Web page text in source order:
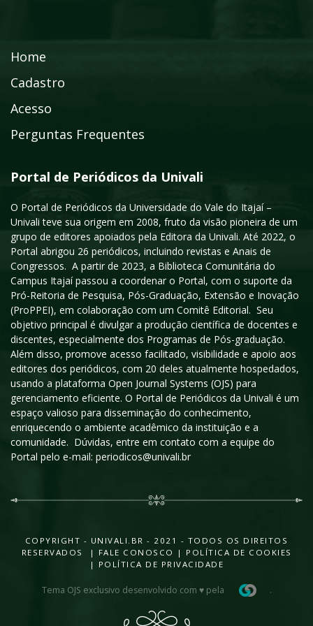
Home
Cadastro
Acesso
Perguntas Frequentes
Portal de Periódicos da Univali
O Portal de Periódicos da Universidade do Vale do Itajaí –
Univali teve sua origem em 2008, fruto da visão pioneira de um
grupo de editores apoiados pela Editora da Univali. Até 2022, o
Portal abrigou 26 periódicos, incluindo revistas e Anais de
Congressos. A partir de 2023, a Biblioteca Comunitária do
Campus Itajaí passou a coordenar o Portal, com o suporte da
Pró-Reitoria de Pesquisa, Pós-Graduação, Extensão e Inovação
(ProPPEI), em colaboração com um Comitê Editorial. Seu
objetivo principal é divulgar a produção científica de docentes e
discentes, especialmente dos Programas de Pós-graduação.
Além disso, promove acesso facilitado, visibilidade e apoio aos
editores dos periódicos, com 20 deles atualmente hospedados,
usando a plataforma Open Journal Systems (OJS) para
gerenciamento eficiente. O Portal de Periódicos da Univali é um
espaço valioso para disseminação do conhecimento,
enriquecendo o ambiente acadêmico da instituição e a
comunidade. Dúvidas, entre em contato com a equipe do
Portal pelo e-mail: periodicos@univali.br
COPYRIGHT - UNIVALI.BR - 2021 - TODOS OS DIREITOS
RESERVADOS |
FALE CONOSCO | POLÍTICA DE COOKIES
| POLÍTICA DE PRIVACIDADE
Tema OJS exclusivo desenvolvido com ♥ pela .